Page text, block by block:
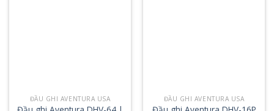
ĐẦU GHI AVENTURA USA ĐẦU GHI AVENTURA USA